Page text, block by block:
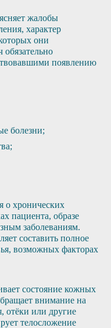
жалобы
характер
они
появлению
болезни;
о хронических
пациента, образе
заболеваниям.
составить полное
возможных факторах
состояние кожных
внимание на
отёки или другие
телосложение